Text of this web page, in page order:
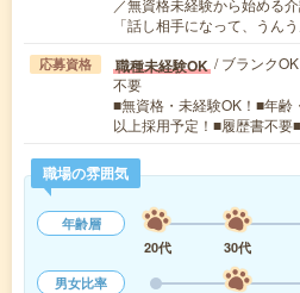
／無資格未経験から始める
「話し相手になって、うん
応募資格 職種未経験OK / ブランク
不要
■無資格・未経験OK！■年齢
以上採用予定！■履歴書不
職場の雰囲気
年齢層
20代
30代
男女比率